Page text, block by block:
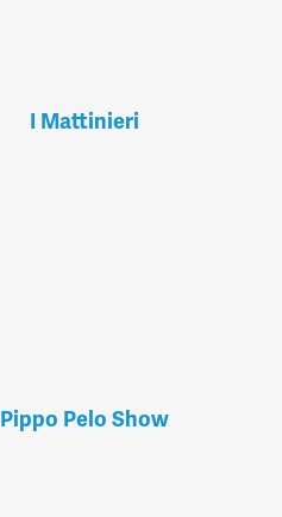
I Mattinieri
Pippo Pelo Show